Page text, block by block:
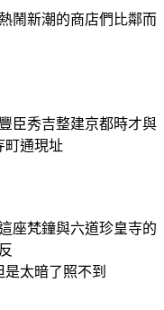
鬧新潮的商店們比鄰而
臣秀吉整建京都時才與
町通現址
座梵鐘與六道珍皇寺的
太暗了照不到